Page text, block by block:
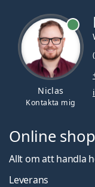
Niclas
Kontakta mig
Online
Allt om att handla
Leverans